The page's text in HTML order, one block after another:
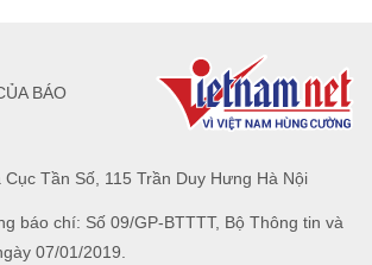
Tần Số, 115 Trần Duy Hưng Hà Nội
báo chí: Số 09/GP-BTTTT, Bộ Thông tin và
07/01/2019.
BÁO